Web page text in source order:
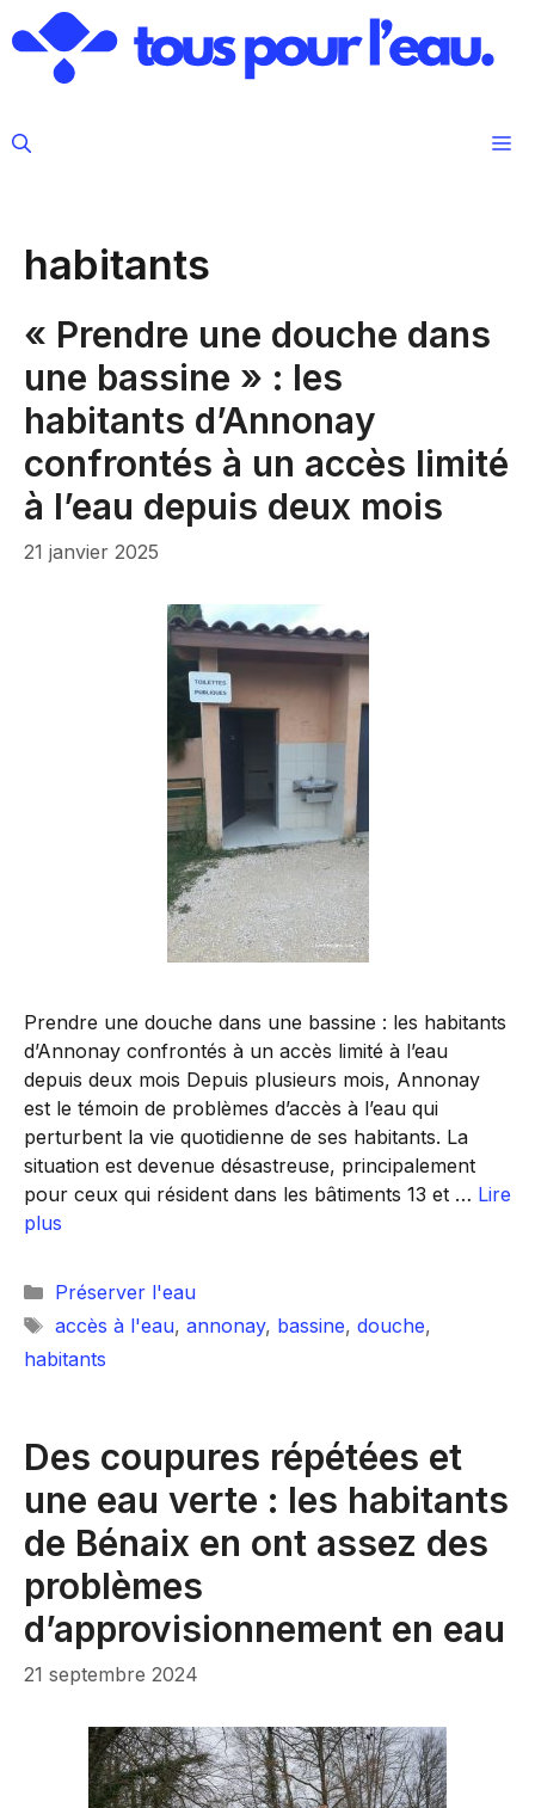
au
contenu
habitants
« Prendre une douche dans
une bassine » : les
habitants d’Annonay
confrontés à un accès limité
à l’eau depuis deux mois
21 janvier 2025
Prendre une douche dans une bassine : les habitants
d’Annonay confrontés à un accès limité à l’eau
depuis deux mois Depuis plusieurs mois, Annonay
est le témoin de problèmes d’accès à l’eau qui
perturbent la vie quotidienne de ses habitants. La
situation est devenue désastreuse, principalement
pour ceux qui résident dans les bâtiments 13 et … Lire
plus
Catégories
Préserver l'eau
Étiquettes
accès à l'eau, annonay, bassine, douche,
habitants
Des coupures répétées et
une eau verte : les habitants
de Bénaix en ont assez des
problèmes
d’approvisionnement en eau
21 septembre 2024